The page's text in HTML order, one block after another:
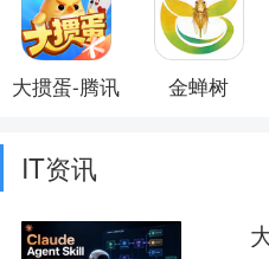
大掼蛋-腾讯 金蝉树
IT资讯
大